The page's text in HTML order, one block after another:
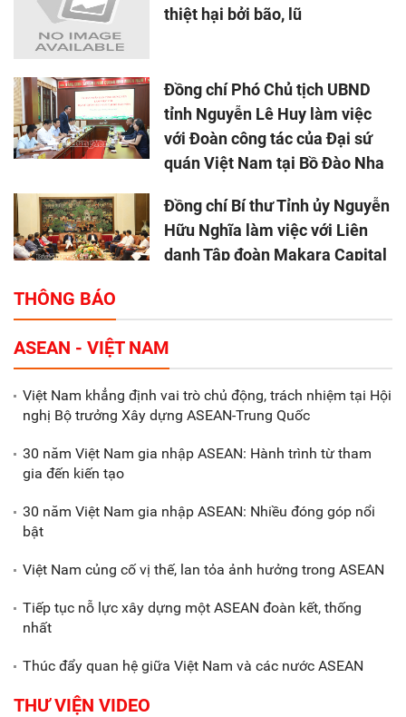
thiệt hại bởi bão, lũ
Đồng chí Phó Chủ tịch UBND
tỉnh Nguyễn Lê Huy làm việc
với Đoàn công tác của Đại sứ
quán Việt Nam tại Bồ Đào Nha
Đồng chí Bí thư Tỉnh ủy Nguyễn
Hữu Nghĩa làm việc với Liên
danh Tập đoàn Makara Capital
Tổng thu ngân sách nhà nước 9
tháng đầu năm 2025 đạt trên
70.600 tỷ đồng
Xã Nam Đông Hưng: Gặp mặt,
biểu dương các doanh nghiệp,
Gắn sản xuất với phát triển văn
THÔNG BÁO
ASEAN - VIỆT NAM
Việt Nam khẳng định vai trò chủ động, trách nhiệm tại Hội
nghị Bộ trưởng Xây dựng ASEAN-Trung Quốc
30 năm Việt Nam gia nhập ASEAN: Hành trình từ tham
gia đến kiến tạo
30 năm Việt Nam gia nhập ASEAN: Nhiều đóng góp nổi
bật
Việt Nam củng cố vị thế, lan tỏa ảnh hưởng trong ASEAN
Tiếp tục nỗ lực xây dựng một ASEAN đoàn kết, thống
nhất
Thúc đẩy quan hệ giữa Việt Nam và các nước ASEAN
THƯ VIỆN VIDEO